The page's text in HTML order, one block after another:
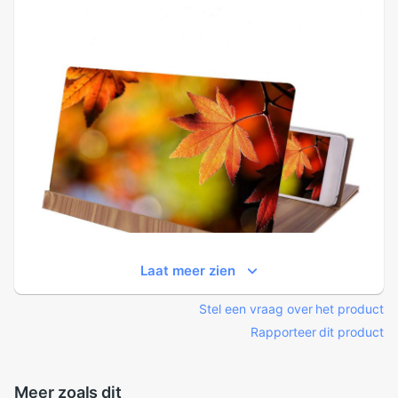
Laat meer zien
Stel een vraag over het product
Rapporteer dit product
Meer zoals dit